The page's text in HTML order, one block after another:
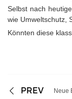
Selbst nach
wie Umweltschutz,
Könnten diese
PREV Neue